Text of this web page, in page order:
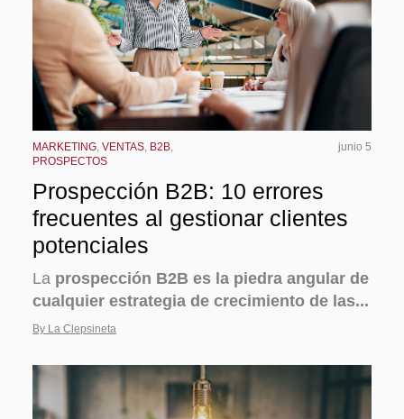
MARKETING, VENTAS, B2B,
PROSPECTOS
junio 5
Prospección B2B: 10 errores
frecuentes al gestionar clientes
potenciales
La prospección B2B es la piedra angular de
cualquier estrategia de crecimiento de las...
By La Clepsineta